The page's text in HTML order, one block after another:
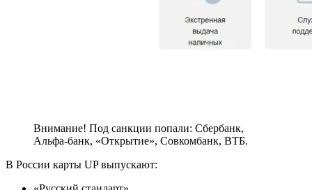
Внимание! Под санкции попали: Сбербанк,
Альфа-банк, «Открытие», Совкомбанк, ВТБ.
В России карты UP выпускают: